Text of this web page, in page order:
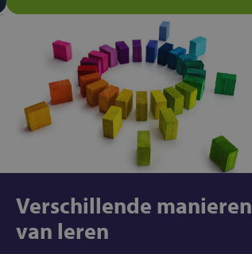
Verschillende manieren
van leren